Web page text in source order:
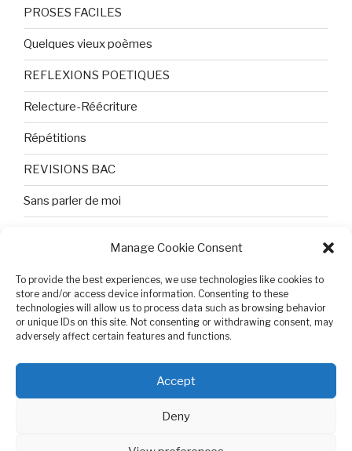
Manage Cookie Consent
To provide the best experiences, we use technologies like cookies to
store and/or access device information. Consenting to these
technologies will allow us to process data such as browsing behavior
or unique IDs on this site. Not consenting or withdrawing consent, may
adversely affect certain features and functions.
Accept
Deny
PROSES FACILES
Quelques vieux poèmes
REFLEXIONS POETIQUES
Relecture-Réécriture
Répétitions
REVISIONS BAC
Sans parler de moi
Tristesse et attente
Variable complexe